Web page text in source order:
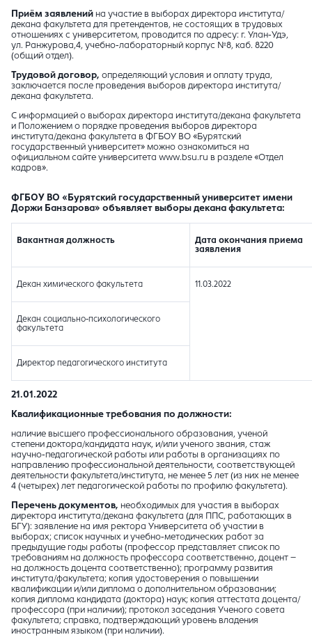
Приём заявлений на участие в выборах директора института/
декана факультета для претендентов, не состоящих в трудовых
отношениях с университетом, проводится по адресу: г. Улан-Удэ,
ул. Ранжурова,4, учебно-лабораторный корпус №8, каб. 8220
(общий отдел).
Трудовой договор, определяющий условия и оплату труда,
заключается после проведения выборов директора института/
декана факультета.
С информацией о выборах директора института/декана факультета
и Положением о порядке проведения выборов директора
института/декана факультета в ФГБОУ ВО «Бурятский
государственный университет» можно ознакомиться на
официальном сайте университета www.bsu.ru в разделе «Отдел
кадров».
ФГБОУ ВО «Бурятский государственный университет имени
Доржи Банзарова» объявляет выборы декана факультета:
Вакантная должность
Дата окончания приема
заявления
Декан химического факультета 11.03.2022
Декан социально-психологического
факультета
Директор педагогического института
21.01.2022
Квалификационные требования по должности:
наличие высшего профессионального образования, ученой
степени доктора/кандидата наук, и/или ученого звания, стаж
научно-педагогической работы или работы в организациях по
направлению профессиональной деятельности, соответствующей
деятельности факультета/института, не менее 5 лет (из них не менее
4 (четырех) лет педагогической работы по профилю факультета).
Перечень документов, необходимых для участия в выборах
директора института/декана факультета (для ППС, работающих в
БГУ): заявление на имя ректора Университета об участии в
выборах; список научных и учебно-методических работ за
предыдущие годы работы (профессор представляет список по
требованиям на должность профессора соответственно, доцент –
на должность доцента соответственно); программу развития
института/факультета; копия удостоверения о повышении
квалификации и/или диплома о дополнительном образовании;
копия диплома кандидата (доктора) наук; копия аттестата доцента/
профессора (при наличии); протокол заседания Ученого совета
факультета; справка, подтверждающий уровень владения
иностранным языком (при наличии).